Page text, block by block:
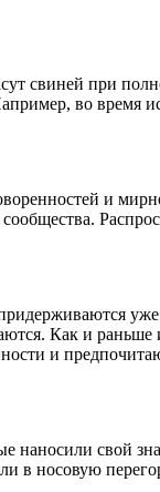
свиней при
во время
и
Как и
и
наносили свой
в носовую